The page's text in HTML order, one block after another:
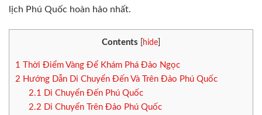
lịch Phú Quốc hoàn hảo nhất.
Contents hide
1
Thời Điểm Vàng Để Khám Phá Đảo Ngọc
2 Hướng Dẫn Di Chuyển Đến Và Trên Đảo Phú Quốc
2.1
Di Chuyển Đến Phú Quốc
2.2 Di Chuyển Trên Đảo Phú Quốc